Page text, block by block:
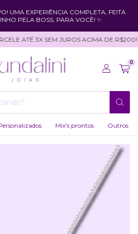
UMA EXPERIÊNCIA COMPLETA, FEITA
PELA BOSS, PARA VOCÊ! ✨
ATÉ 3X SEM JUROS ACIMA DE R$200!
0
Mix's prontos Outros